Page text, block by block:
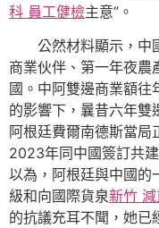
科 員工健檢主意”。
公然材料顯示，中
商業伙伴、第一年夜農
國。中阿雙邊商業額
的影響下，曩昔六年雙
阿根廷費爾南德斯當局
2023年同中國簽訂共
以為，阿根廷與中國的
級和向國際貨泉新竹
的抗議充耳不聞，她已